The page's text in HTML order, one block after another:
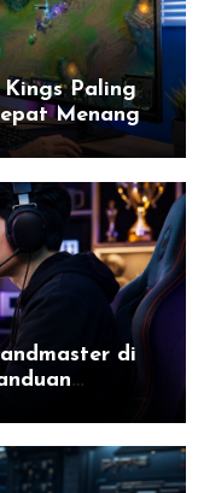
Paling
Menang
di
untuk Sukses